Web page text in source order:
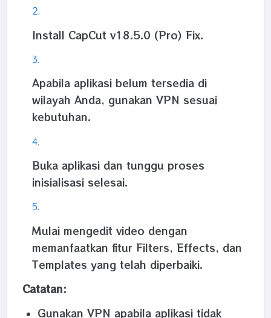
Install CapCut v18.5.0 (Pro) Fix.
Apabila aplikasi belum tersedia di
wilayah Anda, gunakan VPN sesuai
kebutuhan.
Buka aplikasi dan tunggu proses
inisialisasi selesai.
Mulai mengedit video dengan
memanfaatkan fitur Filters, Effects, dan
Templates yang telah diperbaiki.
Catatan:
Gunakan VPN apabila aplikasi tidak